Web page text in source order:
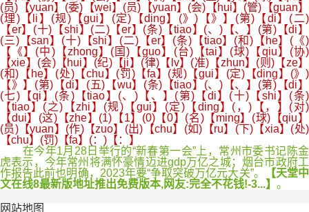
(员)【yuan】(委)【wei】(员)【yuan】(会)【hui】(管)【guan】
(理)【li】(规)【gui】(定)【ding】(》)【》】(第)【di】(二)
【er】(十)【shi】(二)【er】(条)【tiao】(、)【、】(第)【di】
(三)【san】(十)【shi】(二)【er】(条)【tiao】(和)【he】(《)
【《】(中)【zhong】(国)【guo】(台)【tai】(球)【qiu】(协)
【xie】(会)【hui】(纪)【ji】(律)【lv】(准)【zhun】(则)【ze】
(和)【he】(处)【chu】(罚)【fa】(规)【gui】(定)【ding】(》)
【》】(第)【di】(五)【wu】(条)【tiao】(、)【、】(第)【di】
(七)【qi】(条)【tiao】(、)【、】(第)【di】(十)【shi】(条)
【tiao】(之)【zhi】(规)【gui】(定)【ding】(，)【，】(对)
【dui】(这)【zhe】(1)【1】(0)【0】(名)【ming】(球)【qiu】
(员)【yuan】(作)【zuo】(出)【chu】(如)【ru】(下)【xia】(处)
【chu】(罚)【fa】(：)【：】
在今年1月28日举行的“新春第一会”上，常州市委书记陈金
虎表示，今年常州将满怀豪情迈进gdp万亿之城；烟台市政府工
作报告此前也明确，2023年要“争取突破万亿元大关”。
【天堂中
文在线8最新版地址推出免费版本,网友:完全不花钱!-3...】 。
网站地图